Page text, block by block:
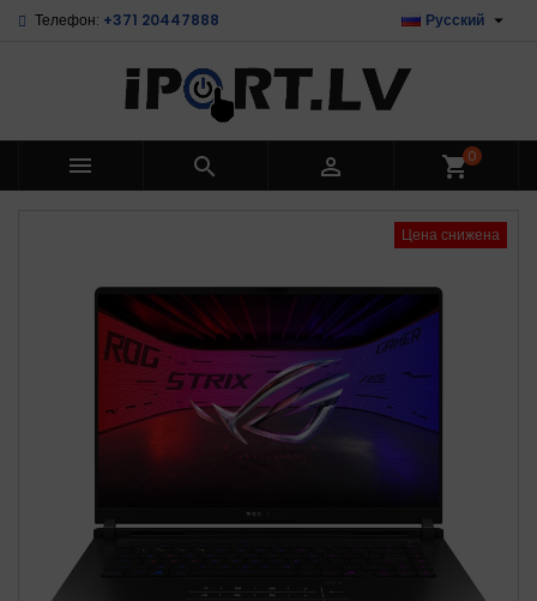
Телефон: +371 20447888 Русский 
   shopping_cart0
Цена снижена